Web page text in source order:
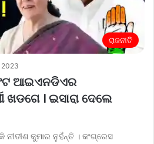
ରାଜନୀତି
2023
ଆଇଏନଡିଏର
ଖଡଗେ । ଇସାରା ଦେଲେ
ନୀତୀଶ କୁମାର ନୁହଁନ୍ତି । କଂଗ୍ରେସ